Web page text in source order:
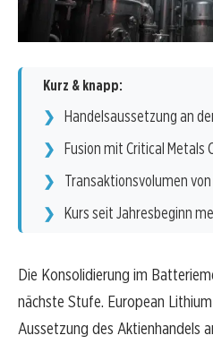
Kurz & knapp:
Handelsaussetzung an
Fusion mit Critical Metals
Transaktionsvolumen
Kurs seit Jahresbeginn
Die Konsolidierung im
nächste Stufe. European
Aussetzung des Aktienhandels